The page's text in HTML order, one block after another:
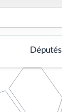
Députés